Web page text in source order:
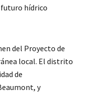
hídrico
del Proyecto de
local. El distrito
de
y